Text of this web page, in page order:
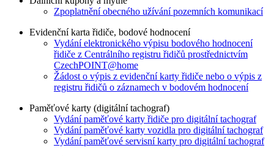
Zpoplatnění obecného užívání pozemních komunikací
Evidenční karta řidiče, bodové hodnocení
Vydání elektronického výpisu bodového hodnocení
řidiče z Centrálního registru řidičů prostřednictvím
CzechPOINT@home
Žádost o výpis z evidenční karty řidiče nebo o výpis z
registru řidičů o záznamech v bodovém hodnocení
Paměťové karty (digitální tachograf)
Vydání paměťové karty řidiče pro digitální tachograf
Vydání paměťové karty vozidla pro digitální tachograf
Vydání paměťové servisní karty pro digitální tachograf